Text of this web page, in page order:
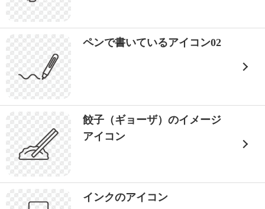
ペンで書いているアイコン02
餃子（ギョーザ）のイメージ
アイコン
インクのアイコン